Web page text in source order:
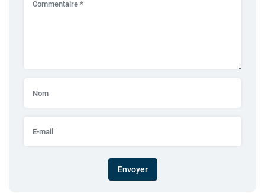
Envoyer